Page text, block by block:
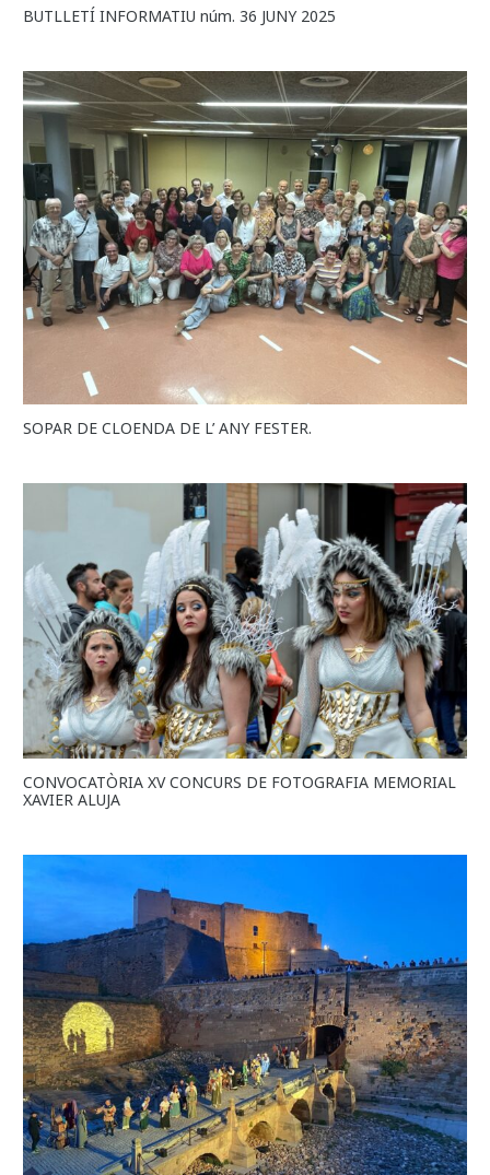
BUTLLETÍ INFORMATIU núm. 36 JUNY 2025
SOPAR DE CLOENDA DE L’ ANY FESTER.
CONVOCATÒRIA XV CONCURS DE FOTOGRAFIA MEMORIAL
XAVIER ALUJA